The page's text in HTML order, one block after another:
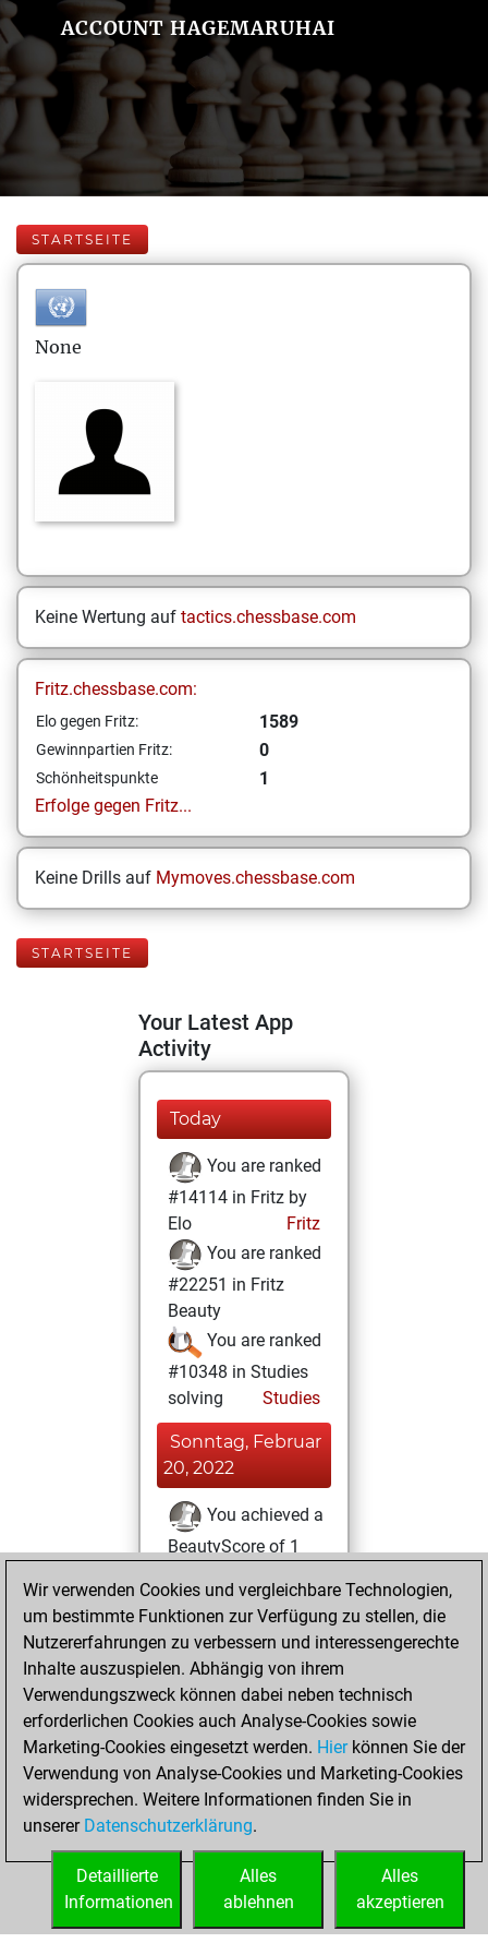
ACCOUNT HAGEMARUHAI
STARTSEITE
None
Keine Wertung auf tactics.chessbase.com
Fritz.chessbase.com:
Elo gegen Fritz: 1589
Gewinnpartien Fritz: 0
Schönheitspunkte
1
Erfolge gegen Fritz...
Keine Drills auf Mymoves.chessbase.com
STARTSEITE
Your Latest App
Activity
Today
You are ranked
#14114 in Fritz by
Elo
Fritz
You are ranked
#22251 in Fritz
Beauty
You are ranked
#10348 in Studies
solving
Studies
Sonntag, Februar
20, 2022
You achieved a
BeautyScore of 1
achieved a new Elo
of 1589
Samstag, Februar
19, 2022
You created
your Fritz account
Fritz
You
account
Studies
Wir verwenden Cookies und vergleichbare Technologien,
um bestimmte Funktionen zur Verfügung zu stellen, die
Nutzererfahrungen zu verbessern und interessengerechte
Inhalte auszuspielen. Abhängig von ihrem
Verwendungszweck können dabei neben technisch
erforderlichen Cookies auch Analyse-Cookies sowie
Marketing-Cookies eingesetzt werden. Hierkönnen Sie der
Verwendung von Analyse-Cookies und Marketing-Cookies
widersprechen. Weitere Informationen finden Sie in
unserer Datenschutzerklärung.
Alles
akzeptieren
Alles
ablehnen
Detaillierte
Informationen